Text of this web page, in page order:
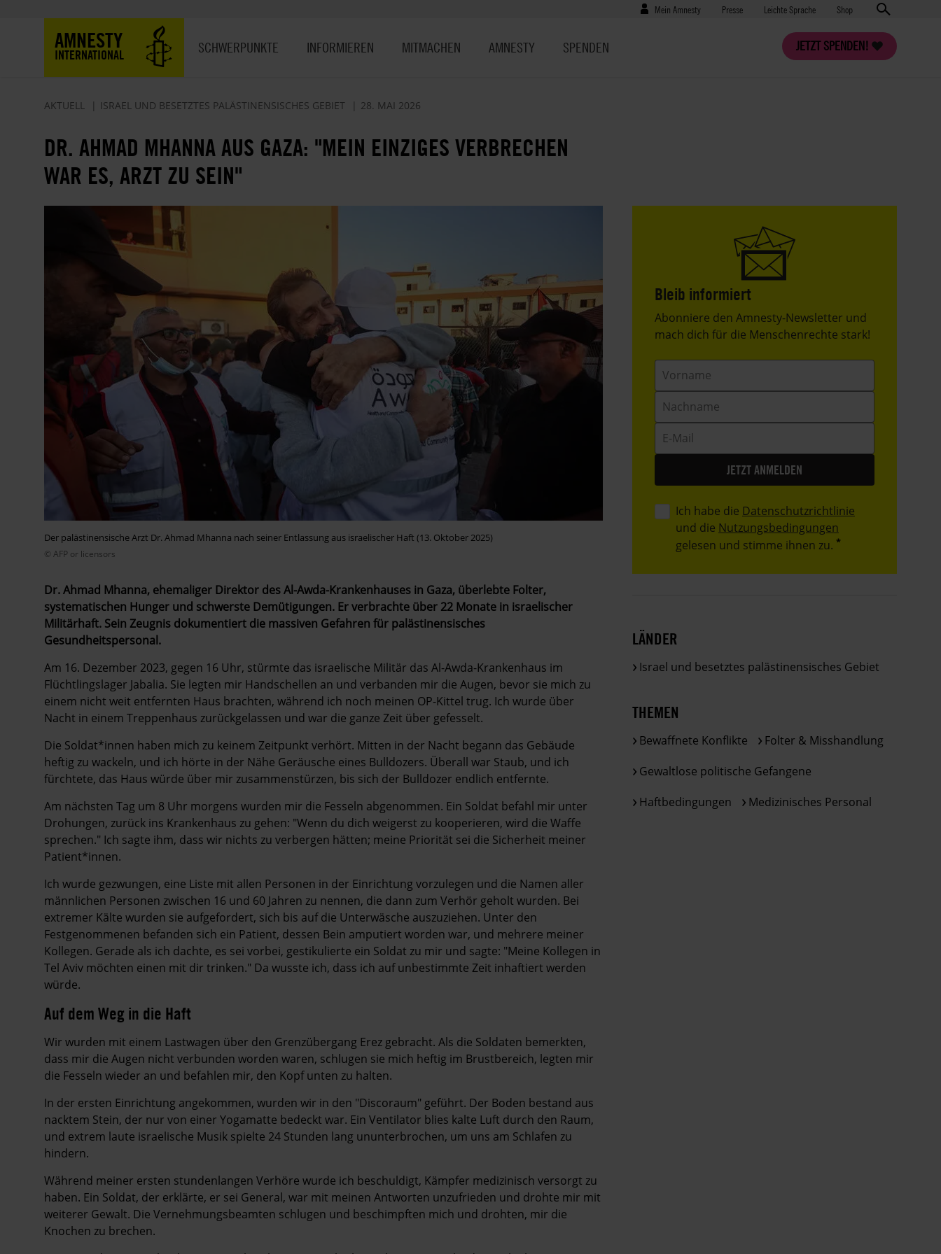
Benutzermenü
Mein Amnesty Presse
Presse Leichte Sprache Shop
AMNESTY
INTERNATIONAL
JETZT SPENDEN!
SCHWERPUNKTE INFORMIEREN MITMACHEN AMNESTY SPENDEN
AKTUELL ISRAEL UND BESETZTES PALÄSTINENSISCHES GEBIET 28. MAI 2026
DR. AHMAD MHANNA AUS GAZA: "MEIN EINZIGES VERBRECHEN
WAR ES, ARZT ZU SEIN"
Der palästinensische Arzt Dr. Ahmad Mhanna nach seiner Entlassung aus israelischer Haft (13. Oktober 2025)
© AFP or licensors
Dr. Ahmad Mhanna, ehemaliger Direktor des Al-Awda-Krankenhauses in Gaza, überlebte Folter,
systematischen Hunger und schwerste Demütigungen. Er verbrachte über 22 Monate in israelischer
Militärhaft. Sein Zeugnis dokumentiert die massiven Gefahren für palästinensisches
Gesundheitspersonal.
Am 16. Dezember 2023, gegen 16 Uhr, stürmte das israelische Militär das Al-Awda-Krankenhaus im
Flüchtlingslager Jabalia. Sie legten mir Handschellen an und verbanden mir die Augen, bevor sie mich zu
einem nicht weit entfernten Haus brachten, während ich noch meinen OP-Kittel trug. Ich wurde über
Nacht in einem Treppenhaus zurückgelassen und war die ganze Zeit über gefesselt.
Die Soldat*innen haben mich zu keinem Zeitpunkt verhört. Mitten in der Nacht begann das Gebäude
heftig zu wackeln, und ich hörte in der Nähe Geräusche eines Bulldozers. Überall war Staub, und ich
fürchtete, das Haus würde über mir zusammenstürzen, bis sich der Bulldozer endlich entfernte.
Am nächsten Tag um 8 Uhr morgens wurden mir die Fesseln abgenommen. Ein Soldat befahl mir unter
Drohungen, zurück ins Krankenhaus zu gehen: "Wenn du dich weigerst zu kooperieren, wird die Waffe
sprechen." Ich sagte ihm, dass wir nichts zu verbergen hätten; meine Priorität sei die Sicherheit meiner
Patient*innen.
Ich wurde gezwungen, eine Liste mit allen Personen in der Einrichtung vorzulegen und die Namen aller
männlichen Personen zwischen 16 und 60 Jahren zu nennen, die dann zum Verhör geholt wurden. Bei
extremer Kälte wurden sie aufgefordert, sich bis auf die Unterwäsche auszuziehen. Unter den
Festgenommenen befanden sich ein Patient, dessen Bein amputiert worden war, und mehrere meiner
Kollegen. Gerade als ich dachte, es sei vorbei, gestikulierte ein Soldat zu mir und sagte: "Meine Kollegen in
Tel Aviv möchten einen mit dir trinken." Da wusste ich, dass ich auf unbestimmte Zeit inhaftiert werden
würde.
Auf dem Weg in die Haft
Wir wurden mit einem Lastwagen über den Grenzübergang Erez gebracht. Als die Soldaten bemerkten,
dass mir die Augen nicht verbunden worden waren, schlugen sie mich heftig im Brustbereich, legten mir
die Fesseln wieder an und befahlen mir, den Kopf unten zu halten.
In der ersten Einrichtung angekommen, wurden wir in den "Discoraum" geführt. Der Boden bestand aus
nacktem Stein, der nur von einer Yogamatte bedeckt war. Ein Ventilator blies kalte Luft durch den Raum,
und extrem laute israelische Musik spielte 24 Stunden lang ununterbrochen, um uns am Schlafen zu
hindern.
Während meiner ersten stundenlangen Verhöre wurde ich beschuldigt, Kämpfer medizinisch versorgt zu
haben. Ein Soldat, der erklärte, er sei General, war mit meinen Antworten unzufrieden und drohte mir mit
weiterer Gewalt. Die Vernehmungsbeamten schlugen und beschimpften mich und drohten, mir die
Knochen zu brechen.
Bleib informiert
Header
Text
Abonniere den Amnesty-Newsletter und
mach dich für die Menschenrechte stark!
Vorname
Nachname
E-
Mail
Ich habe die Datenschutzrichtlinie
und die Nutzungsbedingungen
gelesen und stimme ihnen zu.
LÄNDER
Israel und besetztes palästinensisches Gebiet
THEMEN
Bewaffnete Konflikte
Folter & Misshandlung
Gewaltlose politische Gefangene
Haftbedingungen
Medizinisches Personal